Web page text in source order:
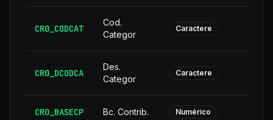
CR0_CODCAT
Cod.
Categor
Caractere
CR0_DCODCA
Des.
Categor
Caractere
CR0_BASECP Bc. Contrib. Numérico